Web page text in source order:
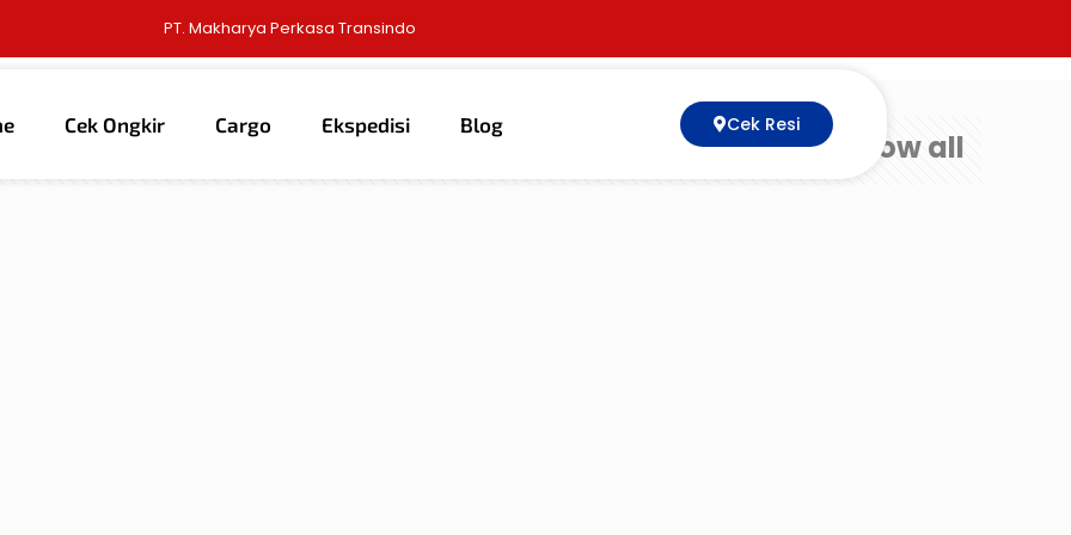
PT. Makharya Perkasa Transindo
Cek Ongkir Cargo Ekspedisi Blog Cek Resi
Show all